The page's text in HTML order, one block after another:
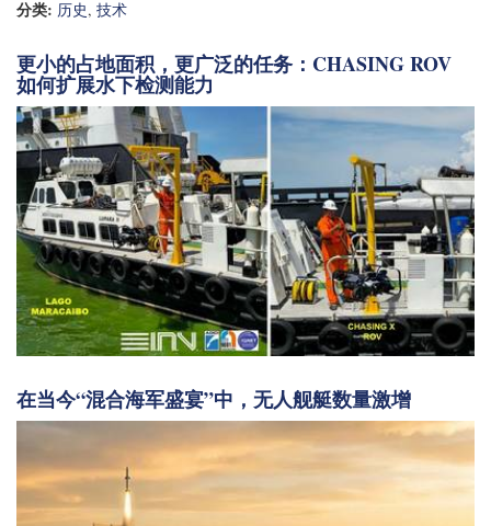
分类: 历史, 技术
更小的占地面积，更广泛的任务：CHASING ROV
如何扩展水下检测能力
在当今“混合海军盛宴”中，无人舰艇数量激增